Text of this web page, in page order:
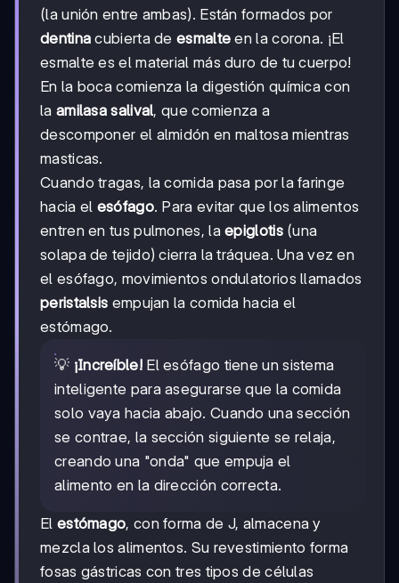
(la unión entre ambas). Están formados por
dentina cubierta deesmalte en la corona. ¡El
esmalte es el material más duro de tu cuerpo!
En la boca comienza la digestión química con
la amilasa salival, que comienza a
descomponer el almidón en maltosa mientras
masticas.
Cuando tragas, la comida pasa por la faringe
hacia el esófago. Para evitar que los alimentos
entren en tus pulmones, laepiglotis(una
solapa de tejido) cierra la tráquea. Una vez en
el esófago, movimientos ondulatorios llamados
peristalsis empujan la comida hacia el
estómago.
💡 ¡Increíble!El esófago tiene un sistema
inteligente para asegurarse que la comida
solo vaya hacia abajo. Cuando una sección
se contrae, la sección siguiente se relaja,
creando una "onda" que empuja el
alimento en la dirección correcta.
El estómago, con forma de J, almacena y
mezcla los alimentos. Su revestimiento forma
fosas gástricas con tres tipos de células